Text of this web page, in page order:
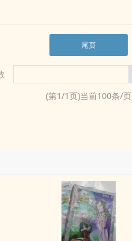
尾页
(第1/1页)当前100条/页